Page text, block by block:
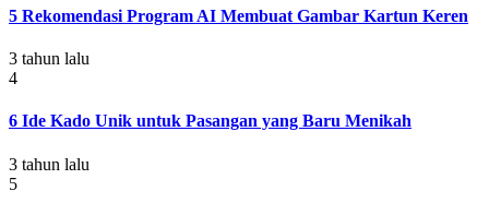
5 Rekomendasi Program AI Membuat Gambar Kartun Keren
3 tahun lalu
4
6 Ide Kado Unik untuk Pasangan yang Baru Menikah
3 tahun lalu
5